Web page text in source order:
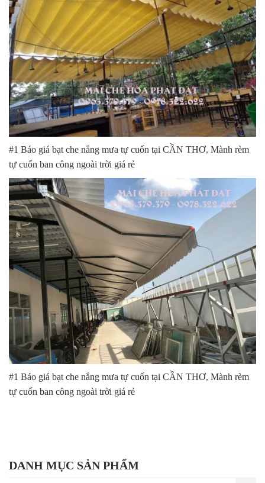
#1 Báo giá bạt che nắng mưa tự cuốn tại CẦN THƠ, Mành rèm
tự cuốn ban công ngoài trời giá rẻ
#1 Báo giá bạt che nắng mưa tự cuốn tại CẦN THƠ, Mành rèm
tự cuốn ban công ngoài trời giá rẻ
DANH MỤC SẢN PHẨM